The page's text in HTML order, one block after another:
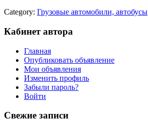
Category: Грузовые автомобили, автобусы
Кабинет автора
Главная
Опубликовать объявление
Мои объявления
Изменить профиль
Забыли пароль?
Войти
Свежие записи